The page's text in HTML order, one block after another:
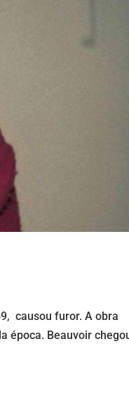
causou furor. A obra
época. Beauvoir